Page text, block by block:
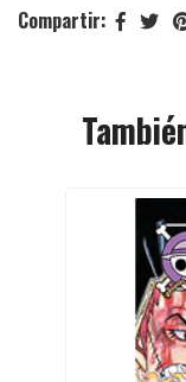
Compartir: